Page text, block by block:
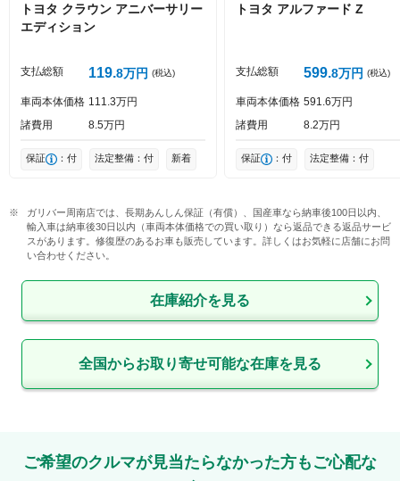
トヨタ クラウン アニバーサリー
エディション
支払総額 119 8万円 (税込)
車両本体価格 111 3万円
諸費用
8 5万円
保証 ：付 法定整備：付 新着
トヨタ アルファード Z
支払総額 599 8万円 (税込)
車両本体価格 591 6万円
諸費用
8 2万円
保証 ：付 法定整備：付
ガリバー周南店では、長期あんしん保証（有償）、国産車なら納車後100日以内、
輸入車は納車後30日以内（車両本体価格での買い取り）なら返品できる返品サービ
スがあります。修復歴のあるお車も販売しています。詳しくはお気軽に店舗にお問
い合わせください。
在庫紹介を見る
全国からお取り寄せ可能な在庫を見る
ご希望のクルマが見当たらなかった方もご心配な